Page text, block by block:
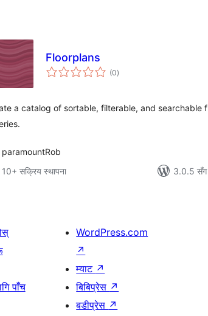
Floorplans
(0कुल
रेटिङ्गहरू
)
a catalog of sortable, filterable, and searchable
paramountRob
10+ सक्रिय स्थापना
3.0.5 सँग
पाँच
WordPress.com
↗
म्याट ↗
बिबिप्रेस ↗
बडीप्रेस ↗